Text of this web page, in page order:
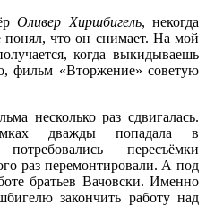
Оливер Хиршбигель, некогда
что он снимает. На мой
когда выкидываешь
фильм «Вторжение» советую
несколько раз сдвигалась.
дважды попадала в
пересъёмки
раз перемонтировали. А под
братьев Вачовски. Именно
закончить работу над